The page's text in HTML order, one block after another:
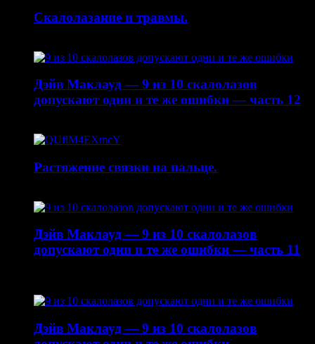
Скалолазание и травмы.
Дэйв Маклауд — 9 из 10 скалолазов
допускают одни и те же ошибки — часть 12
Растяжение связки на пальце.
Дэйв Маклауд — 9 из 10 скалолазов
допускают одни и те же ошибки — часть 11
Дэйв Маклауд — 9 из 10 скалолазов